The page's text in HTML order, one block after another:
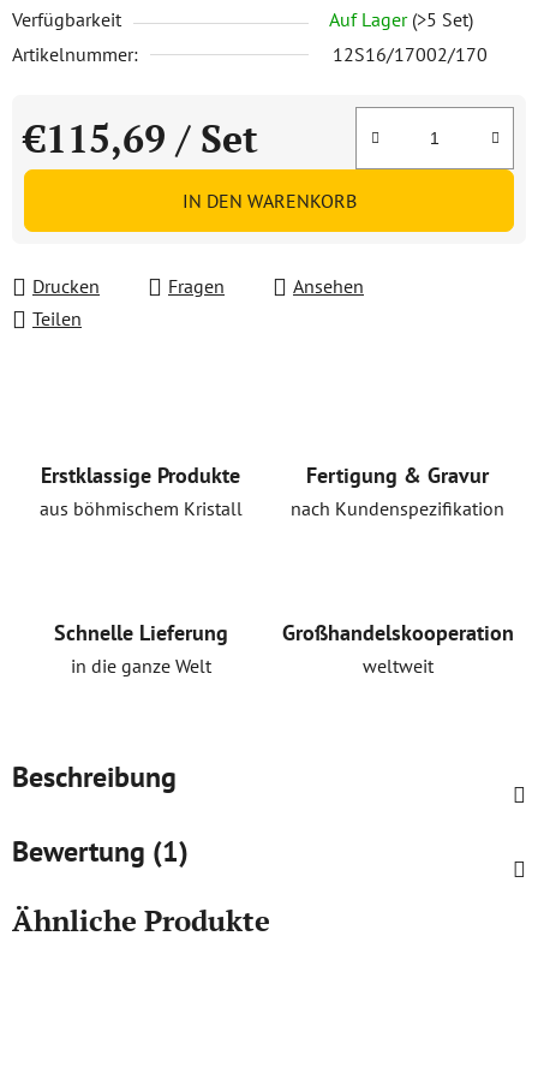
Verfügbarkeit Auf Lager (>5 Set)
Artikelnummer:
12S16/17002/170
€115,69 / Set
Verkaufspreis:
IN DEN WARENKORB
Drucken Fragen
Ansehen
Teilen
Erstklassige Produkte
aus böhmischem Kristall
Fertigung & Gravur
nach Kundenspezifikation
Schnelle Lieferung
in die ganze Welt
Großhandelskooperation
weltweit
Beschreibung
Bewertung (1)
Ähnliche Produkte